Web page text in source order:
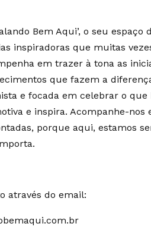
Bem Aqui’, o seu
inspiradoras que muitas
em trazer à tona as
que fazem a
e focada em celebrar o
e inspira. Acompanhe-nos
porque aqui, estamos
através do email: